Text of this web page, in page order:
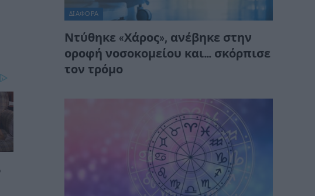
ΔΙΆΦΟΡΑ
Ντύθηκε «Χάρος», ανέβηκε στην
οροφή νοσοκομείου και… σκόρπισε
τον τρόμο